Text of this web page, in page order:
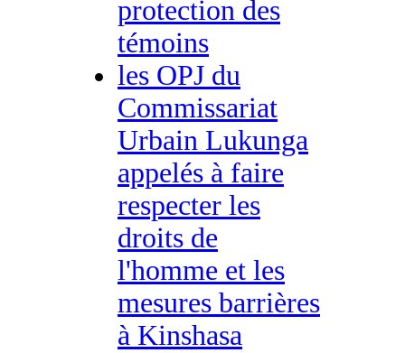
protection des
témoins
les OPJ du
Commissariat
Urbain Lukunga
appelés à faire
respecter les
droits de
l'homme et les
mesures barrières
à Kinshasa